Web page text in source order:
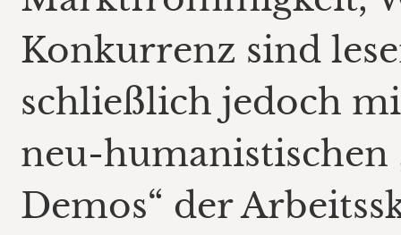
Konkurrenz sind
schließlich jedoch
neu-humanistischen
Demos“ der